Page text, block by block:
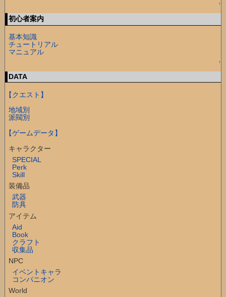
↑
初心者案内
基本知識
チュートリアル
マニュアル
↑
DATA
【クエスト】
地域別
派閥別
【ゲームデータ】
キャラクター
SPECIAL
Perk
Skill
装備品
武器
防具
アイテム
Aid
Book
クラフト
収集品
NPC
イベントキャラ
コンパニオン
World